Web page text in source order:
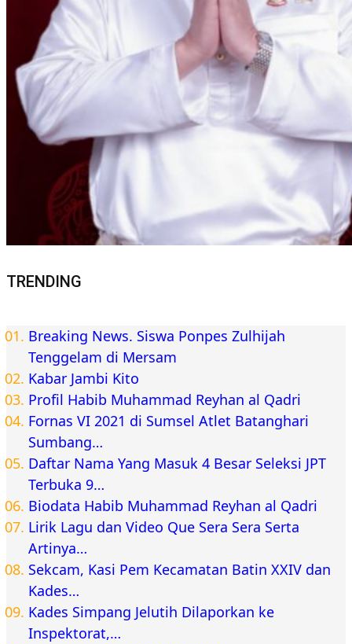
TRENDING
Breaking News. Siswa Ponpes Zulhijah
Tenggelam di Mersam
Kabar Jambi Kito
Profil Habib Muhammad Reyhan al Qadri
Fornas VI 2021 di Sumsel Atlet Batanghari
Sumbang…
Daftar Nama Yang Masuk 4 Besar Seleksi JPT
Terbuka 9…
Biodata Habib Muhammad Reyhan al Qadri
Lirik Lagu dan Video Que Sera Sera Serta
Artinya…
Sekcam, Kasi Pem Kecamatan Batin XXIV dan
Kades…
Kades Simpang Jelutih Dilaporkan ke
Inspektorat,…